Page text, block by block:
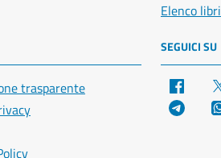
Elenco libri
trasparente
SEGUICI SU